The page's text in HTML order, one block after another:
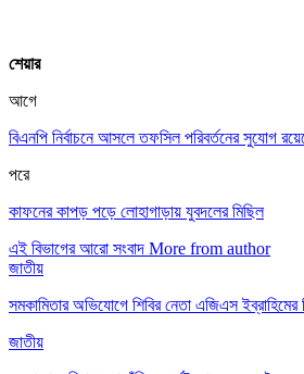
শেয়ার
আগে
বিএনপি নির্বাচনে আসলে তফসিল পরিবর্তনের সুযোগ
পরে
কাফনের কাপড় পড়ে লোহাগাড়ায় যুবদলের মিছিল
এই বিভাগের আরো সংবাদ More from author
জাতীয়
সমকামিতার অভিযোগে শিবির নেতা এজিএস ইব্রাহিমের
জাতীয়